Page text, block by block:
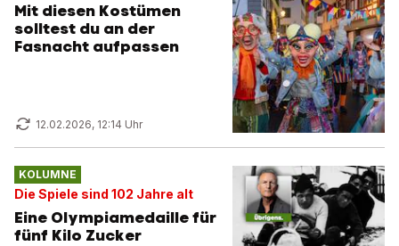
Mit diesen Kostümen
solltest du an der
Fasnacht aufpassen
12.02.2026, 12:14 Uhr
KOLUMNE
Die Spiele sind 102 Jahre alt
Eine Olympiamedaille für
fünf Kilo Zucker